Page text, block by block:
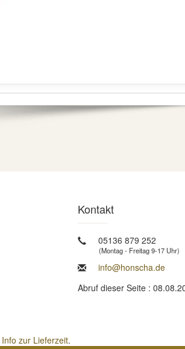
Kontakt
05136 879 252
(Montag - Freitag 9-17 Uhr)
info@honscha.de
Abruf dieser Seite :
Info zur Lieferzeit.